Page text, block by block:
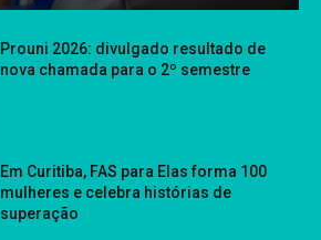
Prouni 2026: divulgado resultado de
nova chamada para o 2º semestre
Em Curitiba, FAS para Elas forma 100
mulheres e celebra histórias de
superação